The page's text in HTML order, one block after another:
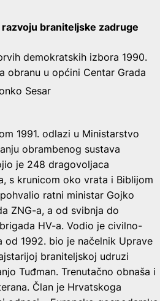
braniteljske zadruge
demokratskih izbora 1990.
obranu u općini Centar Grada
1991. odlazi u Ministarstvo
obrambenog sustava
je 248 dragovoljaca
s krunicom oko vrata i Biblijom
ratni ministar Gojko
ZNG-a, a od svibnja do
HV-a. Vodio je civilno-
1992. bio je načelnik Uprave
braniteljskoj udruzi
Tuđman. Trenutačno obnaša i
Član je Hrvatskoga